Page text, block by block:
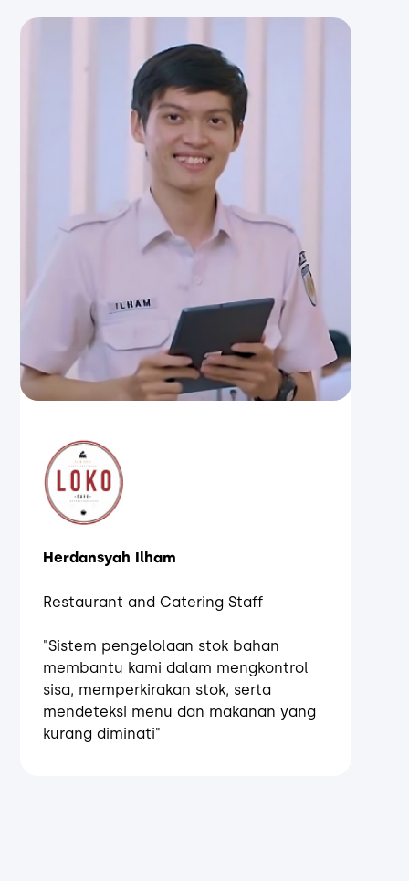
Herdansyah Ilham
Restaurant and Catering Staff
"Sistem pengelolaan stok bahan
membantu kami dalam mengkontrol
sisa, memperkirakan stok, serta
mendeteksi menu dan makanan yang
kurang diminati"